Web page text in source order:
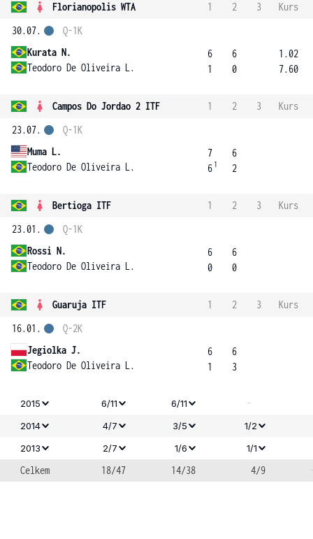
Florianopolis WTA 1 2 3
Kurs
30.07.
Kurata N.
Teodoro De Oliveira L.
Q-1K
6
1
6
0
1.02
7.60
Campos Do Jordao 2 ITF 1 2 3
Kurs
23.07.
Muma L.
Teodoro De Oliveira L.
Q-1K
7
6 1
6
2
Bertioga ITF 1 2 3
Kurs
23.01.
Rossi N.
Teodoro De Oliveira L.
Q-1K
6
0
6
0
Guaruja ITF 1 2 3
Kurs
16.01.
Jegiolka J.
Teodoro De Oliveira L.
Q-2K
6
1
6
3
2015 6/11 6/11 -
2014 4/7 3/5
1/2
2013
2/7 1/6 1/1
Celkem 18/47 14/38 4/9